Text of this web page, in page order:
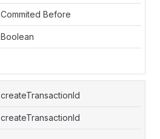
Commited Before
Boolean
createTransactionId
createTransactionId